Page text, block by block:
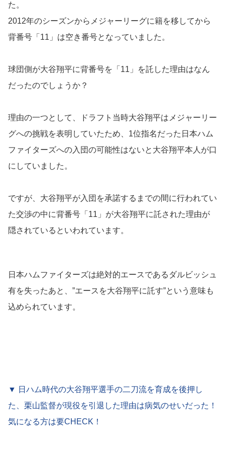
た。
2012年のシーズンからメジャーリーグに籍を移してから
背番号「11」は空き番号となっていました。
球団側が大谷翔平に背番号を「11」を託した理由はなん
だったのでしょうか？
理由の一つとして、ドラフト当時大谷翔平はメジャーリー
グへの挑戦を表明していたため、1位指名だった日本ハム
ファイターズへの入団の可能性はないと大谷翔平本人が口
にしていました。
ですが、大谷翔平が入団を承諾するまでの間に行われてい
た交渉の中に背番号「11」が大谷翔平に託された理由が
隠されているといわれています。
日本ハムファイターズは絶対的エースであるダルビッシュ
有を失ったあと、”エースを大谷翔平に託す”という意味も
込められています。
▼ 日ハム時代の大谷翔平選手の二刀流を育成を後押し
た、栗山監督が現役を引退した理由は病気のせいだった！
気になる方は要CHECK！